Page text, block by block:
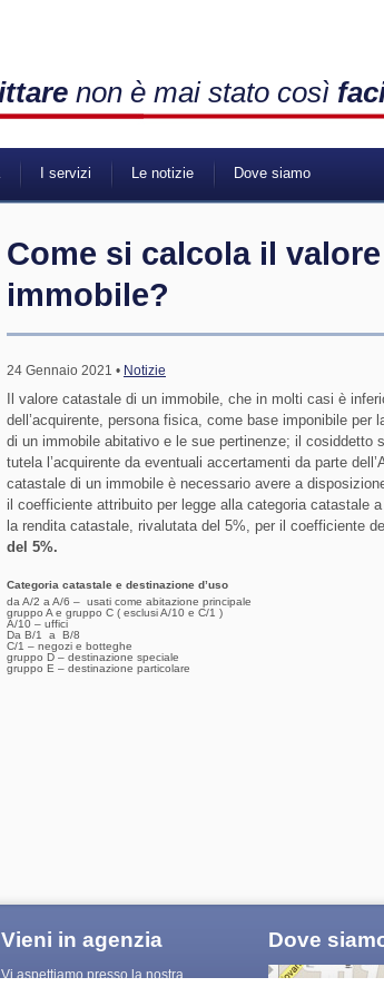
non è mai stato così
I servizi Le notizie Dove siamo
Come si calcola il
immobile?
24 Gennaio 2021 • Notizie
Il valore catastale di un immobile, che in molti casi è
dell’acquirente, persona fisica, come base imponibile
di un immobile abitativo e le sue pertinenze; il cosiddetto
tutela l’acquirente da eventuali accertamenti da parte
catastale di un immobile è necessario avere a
il coefficiente attribuito per legge alla categoria catastale
la rendita catastale, rivalutata del 5%, per il coefficiente
del 5%.
Categoria catastale e destinazione d’uso
da A/2 a A/6 – usati come abitazione principale
gruppo A e gruppo C ( esclusi A/10 e C/1 )
A/10 – uffici
Da B/1 a B/8
C/1 – negozi e botteghe
gruppo D – destinazione speciale
gruppo E – destinazione particolare
Vieni in agenzia
Vi aspettiamo presso la nostra
Dove